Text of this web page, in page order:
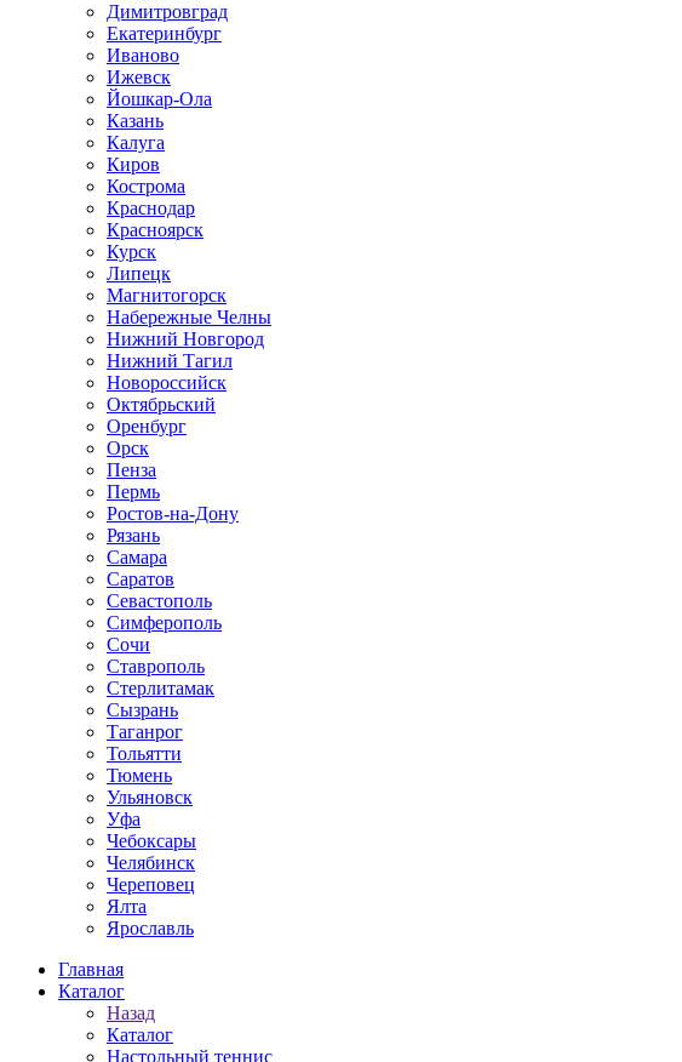
Димитровград
Екатеринбург
Иваново
Ижевск
Йошкар-Ола
Казань
Калуга
Киров
Кострома
Краснодар
Красноярск
Курск
Липецк
Магнитогорск
Набережные Челны
Нижний Новгород
Нижний Тагил
Новороссийск
Октябрьский
Оренбург
Орск
Пенза
Пермь
Ростов-на-Дону
Рязань
Самара
Саратов
Севастополь
Симферополь
Сочи
Ставрополь
Стерлитамак
Сызрань
Таганрог
Тольятти
Тюмень
Ульяновск
Уфа
Чебоксары
Челябинск
Череповец
Ялта
Ярославль
Главная
Каталог
Назад
Каталог
Настольный теннис